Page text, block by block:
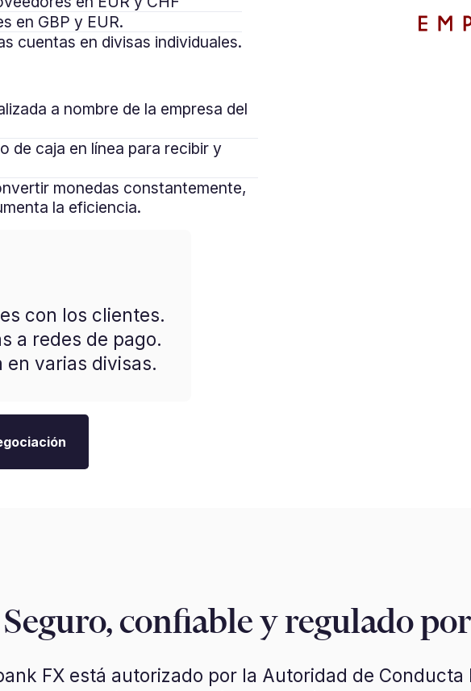
en GBP y EUR.
cuentas en divisas individuales.
a nombre de la empresa del
de caja en línea para recibir y
monedas constantemente,
la eficiencia.
con los clientes.
a redes de pago.
en varias divisas.
Seguro, confiable y regulado
FX está autorizado por la Autoridad de Conducta